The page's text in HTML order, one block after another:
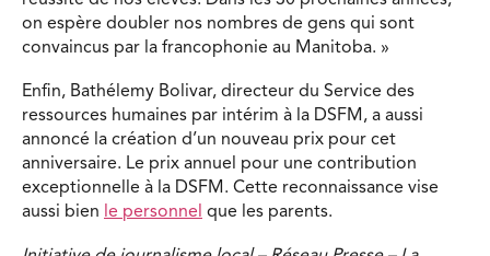
on espère doubler nos nombres de gens qui sont
convaincus par la francophonie au Manitoba. »
Enfin, Bathélemy Bolivar, directeur du Service des
ressources humaines par intérim à la DSFM, a aussi
annoncé la création d’un nouveau prix pour cet
anniversaire. Le prix annuel pour une contribution
exceptionnelle à la DSFM. Cette reconnaissance vise
aussi bien le personnel que les parents.